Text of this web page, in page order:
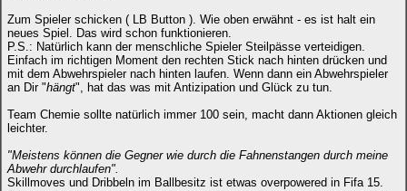
Zum Spieler schicken ( LB Button ). Wie oben erwähnt - es ist halt ein
neues Spiel. Das wird schon funktionieren.
P.S.: Natürlich kann der menschliche Spieler Steilpässe verteidigen.
Einfach im richtigen Moment den rechten Stick nach hinten drücken und
mit dem Abwehrspieler nach hinten laufen. Wenn dann ein Abwehrspieler
an Dir "hängt", hat das was mit Antizipation und Glück zu tun.
Team Chemie sollte natürlich immer 100 sein, macht dann Aktionen gleich
leichter.
"Meistens können die Gegner wie durch die Fahnenstangen durch meine
Abwehr durchlaufen".
Skillmoves und Dribbeln im Ballbesitz ist etwas overpowered in Fifa 15.